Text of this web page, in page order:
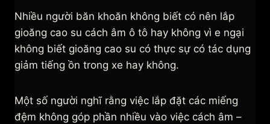
Nhiều người băn khoăn không biết có nên lắp
gioăng cao su cách âm ô tô hay không vì e ngại
không biết gioăng cao su có thực sự có tác dụng
giảm tiếng ồn trong xe hay không.
Một số người nghĩ rằng việc lắp đặt các miếng
đệm không góp phần nhiều vào việc cách âm –